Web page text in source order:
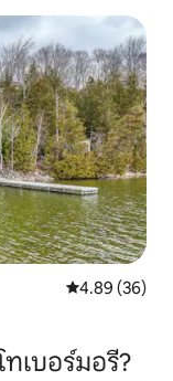
คะแนนเฉลี่ย
4.89 (36)
เบอร์มอรี?